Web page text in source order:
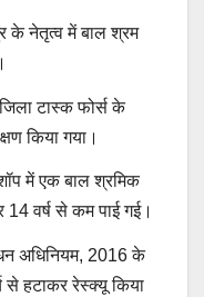
के नेतृत्व में बाल श्रम
टास्क फोर्स के
किया गया।
में एक बाल श्रमिक
14 वर्ष से कम पाई गई।
अधिनियम, 2016 के
से हटाकर रेस्क्यू किया